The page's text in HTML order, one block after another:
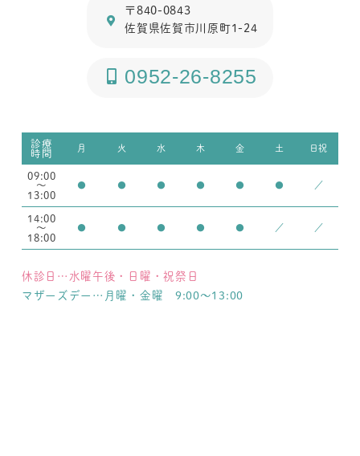
〒840-0843
佐賀県佐賀市川原町1-24
0952-26-8255
診療
時間 月 火 水 木 金 土 日祝
09:00
～
13:00
● ● ● ● ● ● ／
14:00
～
18:00
● ● ● ● ● ／ ／
休診日…水曜午後・日曜・祝祭日
マザーズデー…月曜・金曜 9:00～13:00